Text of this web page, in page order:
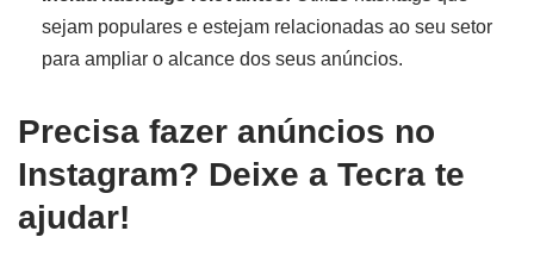
sejam populares e estejam relacionadas ao seu setor
para ampliar o alcance dos seus anúncios.
Precisa fazer anúncios no
Instagram? Deixe a Tecra te
ajudar!